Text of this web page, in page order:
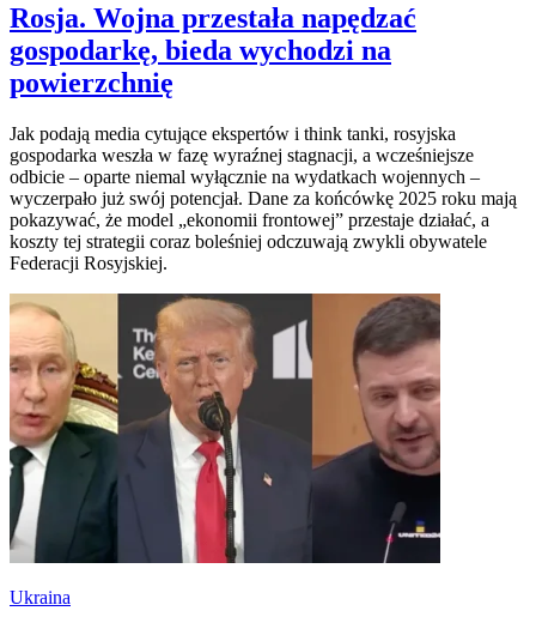
Rosja. Wojna przestała napędzać
gospodarkę, bieda wychodzi na
powierzchnię
Jak podają media cytujące ekspertów i think tanki, rosyjska
gospodarka weszła w fazę wyraźnej stagnacji, a wcześniejsze
odbicie – oparte niemal wyłącznie na wydatkach wojennych –
wyczerpało już swój potencjał. Dane za końcówkę 2025 roku mają
pokazywać, że model „ekonomii frontowej” przestaje działać, a
koszty tej strategii coraz boleśniej odczuwają zwykli obywatele
Federacji Rosyjskiej.
Ukraina